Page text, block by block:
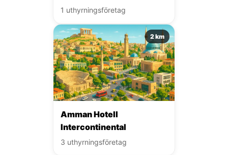
1 uthyrningsföretag
2 km
Amman Hotell
Intercontinental
3 uthyrningsföretag